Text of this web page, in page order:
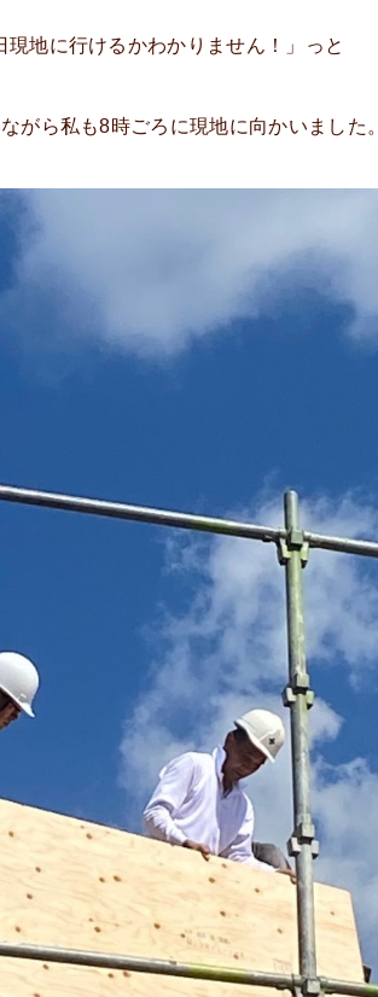
現地に行けるかわかりません！」っと
がら私も8時ごろに現地に向かいました。